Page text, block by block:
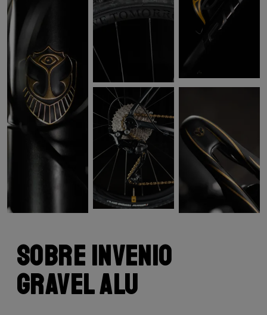
Sobre INVENIO
Gravel Alu